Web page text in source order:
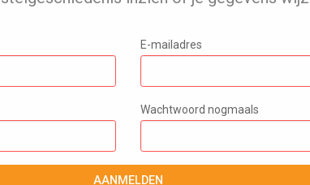
E-mailadres
Wachtwoord nogmaals
AANMELDEN